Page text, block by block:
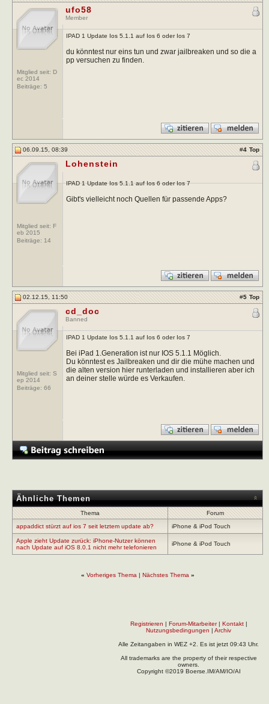
Mitglied seit: D
ec 2014
Beiträge: 5
ufo58
Member
IPAD 1 Update Ios 5.1.1 auf Ios 6 oder Ios 7
du könntest nur eins tun und zwar jailbreaken und so die a
pp versuchen zu finden.
06.09.15, 08:39 #4 Top
Mitglied seit: F
eb 2015
Beiträge: 14
Lohenstein
IPAD 1 Update Ios 5.1.1 auf Ios 6 oder Ios 7
Gibt's vielleicht noch Quellen für passende Apps?
02.12.15, 11:50 #5 Top
Mitglied seit: S
ep 2014
Beiträge: 66
cd_doc
Banned
IPAD 1 Update Ios 5.1.1 auf Ios 6 oder Ios 7
Bei iPad 1.Generation ist nur IOS 5.1.1 Möglich.
Du könntest es Jailbreaken und dir die mühe machen und
die alten version hier runterladen und installieren aber ich
an deiner stelle würde es Verkaufen.
Ähnliche Themen
Thema
Forum
appaddict stürzt auf ios 7 seit letztem update ab?
iPhone & iPod Touch
Apple zieht Update zurück: iPhone-Nutzer können
nach Update auf iOS 8.0.1 nicht mehr telefonieren
iPhone & iPod Touch
« Vorheriges Thema | Nächstes Thema »
Registrieren | Forum-Mitarbeiter| Kontakt|
Nutzungsbedingungen | Archiv
Alle Zeitangaben in WEZ +2. Es ist jetzt 09:43 Uhr.
All trademarks are the property of their respective
owners.
Copyright ©2019 Boerse.IM/AM/IO/AI